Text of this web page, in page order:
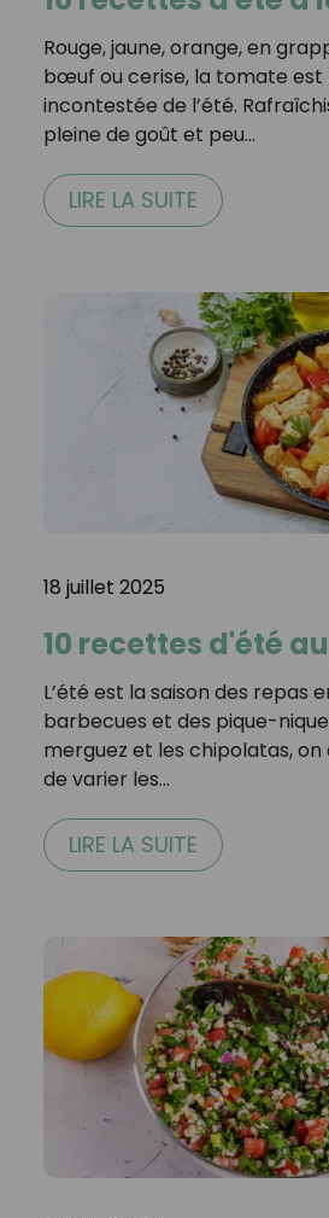
Rouge, jaune, orange, en
bœuf ou cerise, la tomate est
incontestée de l’été.
pleine de goût et peu…
LIRE LA SUITE
18 juillet 2025
10 recettes d'été
L’été est la saison des repas
barbecues et des pique-
merguez et les chipolatas, on
de varier les…
LIRE LA SUITE